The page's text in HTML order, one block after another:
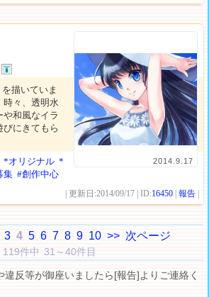
2014.9.17
描いていま
時々、透明水
和風なイラ
びにきてもら
*オリジナル *
集 #創作中心
| 更新日:2014/09/17 | ID:16450 |報告
3 4 5 6 7 8 9 10 >> 次ページ
119件中 31～40件目
反等が御座いましたら[報告]よりご連絡く